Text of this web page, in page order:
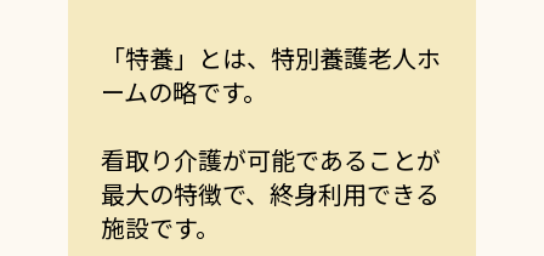
「特養」とは、特別養護老人ホ
ームの略です。
看取り介護が可能であることが
最大の特徴で、終身利用できる
施設です。